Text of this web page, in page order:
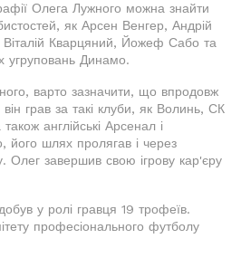
Олега Лужного можна знайти
як Арсен Венгер, Андрій
Віталій Кварцяний, Йожеф Сабо та
угруповань Динамо.
варто зазначити, що впродовж
грав за такі клуби, як Волинь, СК
англійські Арсенал і
його шлях пролягав і через
Олег завершив свою ігрову кар'єру
у ролі гравця 19 трофеїв.
професіонального футболу